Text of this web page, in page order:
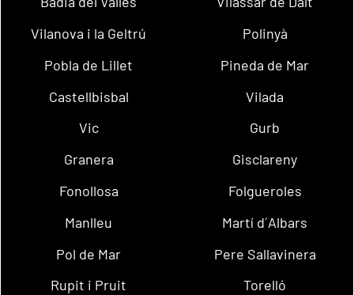
Vilanova i la Geltrú
Polinyà
Pobla de Lillet
Pineda de Mar
Castellbisbal
Vilada
Vic
Gurb
Granera
Gisclareny
Fonollosa
Folgueroles
Manlleu
Martí d´Albars
Pol de Mar
Pere Sallavinera
Rupit i Pruit
Torelló